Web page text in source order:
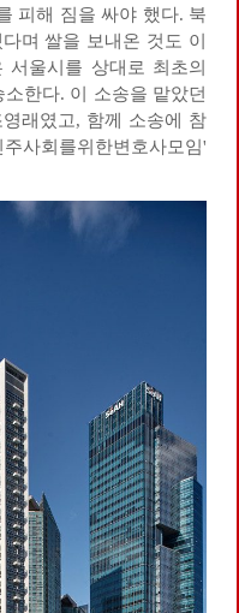
피해 짐을 싸야 했다. 북
며 쌀을 보내온 것도 이
울시를 상대로 최초의
한다. 이 소송을 맡았던
래였고, 함께 소송에 참
사회를위한변호사모임'